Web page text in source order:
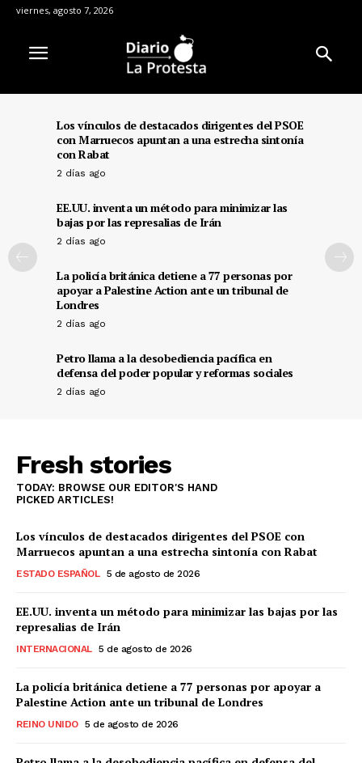
viernes, agosto 7, 2026
Los vínculos de destacados dirigentes del PSOE
con Marruecos apuntan a una estrecha sintonía
con Rabat
2 días ago
EE.UU. inventa un método para minimizar las
bajas por las represalias de Irán
2 días ago
La policía británica detiene a 77 personas por
apoyar a Palestine Action ante un tribunal de
Londres
2 días ago
Petro llama a la desobediencia pacífica en
defensa del poder popular y reformas sociales
2 días ago
Fresh stories
TODAY: BROWSE OUR EDITOR'S HAND
PICKED ARTICLES!
Los vínculos de destacados dirigentes del PSOE con
Marruecos apuntan a una estrecha sintonía con Rabat
ESTADO ESPAÑOL 5 de agosto de 2026
EE.UU. inventa un método para minimizar las bajas por las
represalias de Irán
INTERNACIONAL 5 de agosto de 2026
La policía británica detiene a 77 personas por apoyar a
Palestine Action ante un tribunal de Londres
REINO UNIDO 5 de agosto de 2026